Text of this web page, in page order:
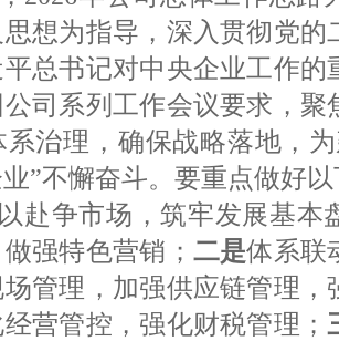
想为指导，深入贯彻党的
总书记对中央企业工作的
司系列工作会议要求，聚
治理，确保战略落地，
”不懈奋斗。要重点做好
赴争市场，筑牢发展基本
强特色营销； 二是体系联
管理，加强供应链管理，
营管控，强化财税管理；